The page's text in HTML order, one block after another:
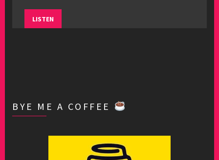
LISTEN
BYE ME A COFFEE